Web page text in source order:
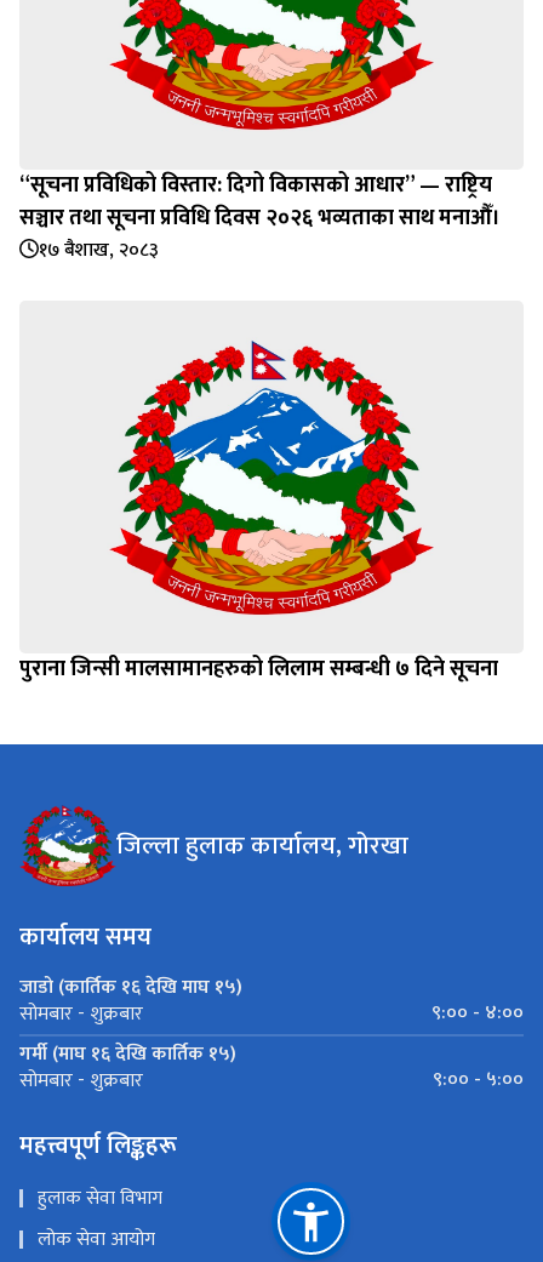
“सूचना प्रविधिको विस्तार: दिगो विकासको आधार” — राष्ट्रिय
सञ्चार तथा सूचना प्रविधि दिवस २०२६ भव्यताका साथ मनाऔँ।
१७ बैशाख, २०८३
पुराना जिन्सी मालसामानहरुको लिलाम सम्बन्धी ७ दिने सूचना
जिल्ला हुलाक कार्यालय, गोरखा
कार्यालय समय
जाडो (कार्तिक १६ देखि माघ १५)
सोमबार - शुक्रबार
९:०० - ४:००
गर्मी (माघ १६ देखि कार्तिक १५)
सोमबार - शुक्रबार ९:०० - ५:००
महत्त्वपूर्ण लिङ्कहरू
हुलाक सेवा विभाग
लोक सेवा आयोग